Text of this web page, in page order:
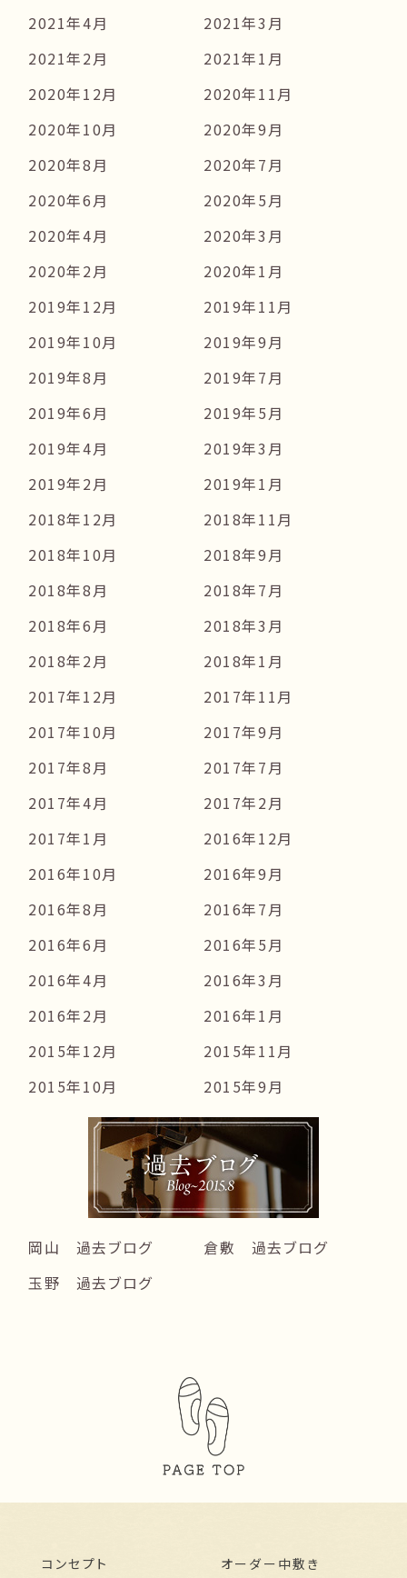
2021年4月
2021年3月
2021年2月
2021年1月
2020年12月
2020年11月
2020年10月
2020年9月
2020年8月
2020年7月
2020年6月
2020年5月
2020年4月
2020年3月
2020年2月
2020年1月
2019年12月
2019年11月
2019年10月
2019年9月
2019年8月
2019年7月
2019年6月
2019年5月
2019年4月
2019年3月
2019年2月
2019年1月
2018年12月
2018年11月
2018年10月
2018年9月
2018年8月
2018年7月
2018年6月
2018年3月
2018年2月
2018年1月
2017年12月
2017年11月
2017年10月
2017年9月
2017年8月
2017年7月
2017年4月
2017年2月
2017年1月
2016年12月
2016年10月
2016年9月
2016年8月
2016年7月
2016年6月
2016年5月
2016年4月
2016年3月
2016年2月
2016年1月
2015年12月
2015年11月
2015年10月
2015年9月
岡山 過去ブログ
倉敷 過去ブログ
玉野 過去ブログ
コンセプト オーダー中敷き